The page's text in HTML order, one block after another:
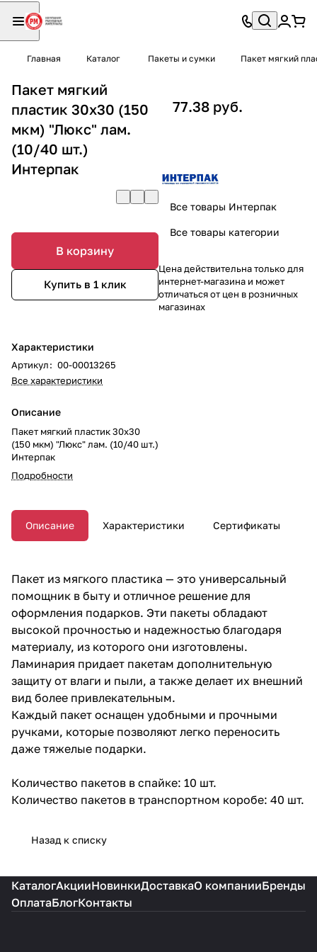
Главная Каталог Пакеты и сумки Пакет мягкий
Пакет мягкий
пластик 30х30 (150
мкм) "Люкс" лам.
(10/40 шт.)
Интерпак
В корзину
Купить в 1 клик
Характеристики
Артикул: 00-00013265
Все характеристики
Описание
Пакет мягкий пластик 30х30
(150 мкм) "Люкс" лам. (10/40 шт.)
Интерпак
Подробности
77.38 руб.
Все товары Интерпак
Все товары категории
Цена действительна только для
интернет-магазина и может
отличаться от цен в розничных
магазинах
Описание Характеристики Сертификаты
Пакет из мягкого пластика — это универсальный
помощник в быту и отличное решение для
оформления подарков. Эти пакеты обладают
высокой прочностью и надежностью благодаря
материалу, из которого они изготовлены.
Ламинария придает пакетам дополнительную
защиту от влаги и пыли, а также делает их внешний
вид более привлекательным.
Каждый пакет оснащен удобными и прочными
ручками, которые позволяют легко переносить
даже тяжелые подарки.
Количество пакетов в спайке: 10 шт.
Количество пакетов в транспортном коробе: 40 шт.
Назад к списку
КаталогАкцииНовинкиДоставкаО компанииБренды
ОплатаБлогКонтакты